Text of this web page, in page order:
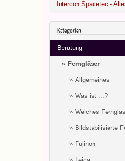
Intercon Spacetec -
Kategorien
Beratung
Ferngläser
Allgemeines
Was ist ...?
Welches
Bildstabilisierte
Fujinon